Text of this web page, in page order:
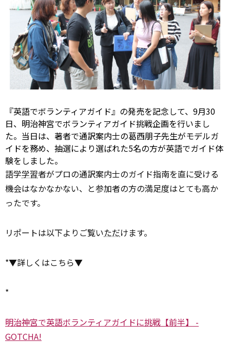
『英語でボランティアガイド』の発売を記念して、9月30
日、明治神宮でボランティアガイド挑戦企画を行いまし
た。当日は、著者で通訳案内士の葛西朋子先生がモデルガ
イドを務め、抽選により選ばれた5名の方が英語でガイド体
験をしました。
語学学習者がプロの通訳案内士のガイド指南を直に受ける
機会はなかなかない、と参加者の方の満足度はとても高か
ったです。
リポートは以下よりご覧いただけます。
*▼詳しくはこちら▼
*
明治神宮で英語ボランティアガイドに挑戦【前半】 -
GOTCHA!